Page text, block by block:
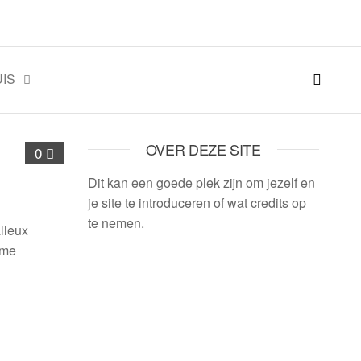
0 OVER DEZE SITE
Dit kan een goede plek zijn om jezelf en
je site te introduceren of wat credits op
te nemen.